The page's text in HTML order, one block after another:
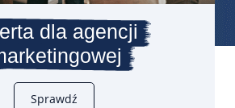
dla agencji
Sprawdź